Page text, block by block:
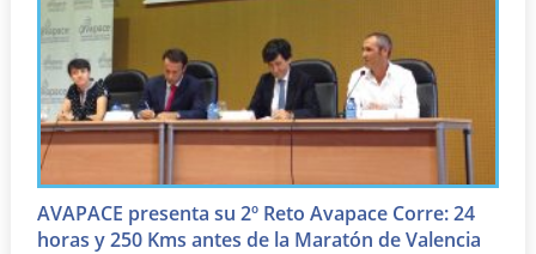
AVAPACE presenta su 2º Reto Avapace Corre: 24
horas y 250 Kms antes de la Maratón de Valencia